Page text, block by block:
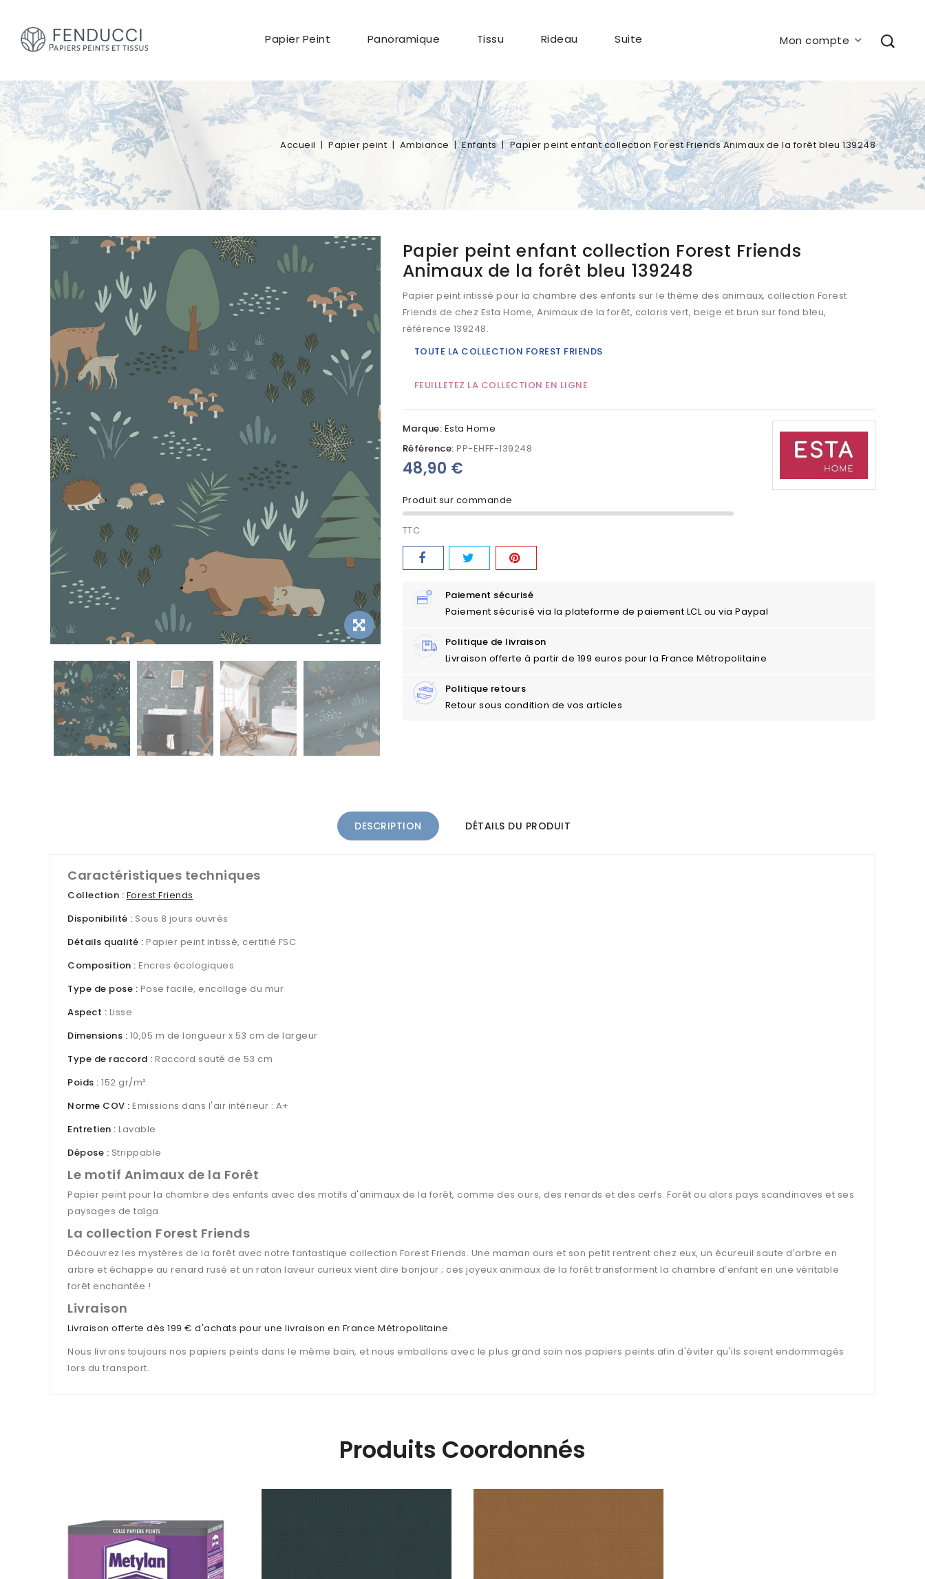
Mon compte
Papier Peint Panoramique Tissu Rideau Suite
Accueil Papier peint Ambiance Enfants Papier peint enfant collection Forest Friends Animaux de la forêt bleu 139248
Papier peint enfant collection Forest Friends
Animaux de la forêt bleu 139248
Papier peint intissé pour la chambre des enfants sur le thème des animaux, collection Forest
Friends de chez Esta Home, Animaux de la forêt, coloris vert, beige et brun sur fond bleu,
référence 139248.
TOUTE LA COLLECTION FOREST FRIENDS
FEUILLETEZ LA COLLECTION EN LIGNE
Marque: Esta Home
Référence: PP-EHFF-139248
Produit sur commande
48,90 €
TTC
Paiement sécurisé
Paiement sécurisé via la plateforme de paiement LCL ou via Paypal
Politique de livraison
Livraison offerte à partir de 199 euros pour la France Métropolitaine
Politique retours
Retour sous condition de vos articles
DESCRIPTION DÉTAILS DU PRODUIT
Caractéristiques techniques
Collection : Forest Friends
Disponibilité : Sous 8 jours ouvrés
Détails qualité : Papier peint intissé, certifié FSC
Composition : Encres écologiques
Type de pose : Pose facile, encollage du mur
Aspect : Lisse
Dimensions : 10,05 m de longueur x 53 cm de largeur
Type de raccord : Raccord sauté de 53 cm
Poids : 152 gr/m²
Norme COV : Emissions dans l'air intérieur : A+
Entretien : Lavable
Dépose : Strippable
Le motif Animaux de la Forêt
Papier peint pour la chambre des enfants avec des motifs d'animaux de la forêt, comme des ours, des renards et des cerfs. Forêt ou alors pays scandinaves et ses
paysages de taïga.
La collection Forest Friends
Découvrez les mystères de la forêt avec notre fantastique collection Forest Friends. Une maman ours et son petit rentrent chez eux, un écureuil saute d'arbre en
arbre et échappe au renard rusé et un raton laveur curieux vient dire bonjour ; ces joyeux animaux de la forêt transforment la chambre d’enfant en une véritable
forêt enchantée !
Livraison
Livraison offerte dès 199 € d'achats pour une livraison en France Métropolitaine.
Nous livrons toujours nos papiers peints dans le même bain, et nous emballons avec le plus grand soin nos papiers peints afin d'éviter qu'ils soient endommagés
lors du transport.
Produits Coordonnés